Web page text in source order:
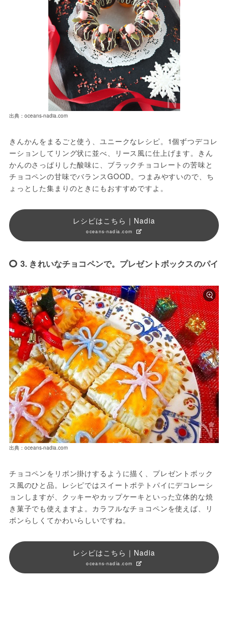
出典：oceans-nadia.com
きんかんをまるごと使う、ユニークなレシピ。1個ずつデコレ
ーションしてリング状に並べ、リース風に仕上げます。きん
かんのさっぱりした酸味に、ブラックチョコレートの苦味と
チョコペンの甘味でバランスGOOD。つまみやすいので、ち
ょっとした集まりのときにもおすすめですよ。
レシピはこちら｜Nadia
oceans-nadia.com
3. きれいなチョコペンで。プレゼントボックスのパイ
出典：oceans-nadia.com
チョコペンをリボン掛けするように描く、プレゼントボック
ス風のひと品。レシピではスイートポテトパイにデコレーシ
ョンしますが、クッキーやカップケーキといった立体的な焼
き菓子でも使えますよ。カラフルなチョコペンを使えば、リ
ボンらしくてかわいらしいですね。
レシピはこちら｜Nadia
oceans-nadia.com